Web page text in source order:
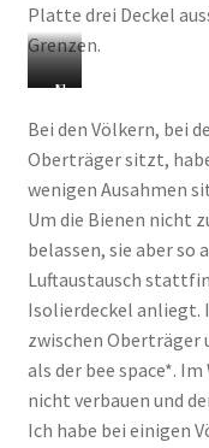
Platte drei Deckel
Grenzen.
T
c
h
l
d
N
e
e
e
c
e
l
a
Bei den Völkern, bei
Oberträger sitzt,
wenigen Ausahmen
Um die Bienen nicht
belassen, sie aber
Luftaustausch
Isolierdeckel anliegt.
zwischen Oberträger
als der bee space*.
nicht verbauen und
Ich habe bei einigen